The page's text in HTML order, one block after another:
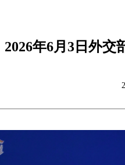
2026年6月3日外交